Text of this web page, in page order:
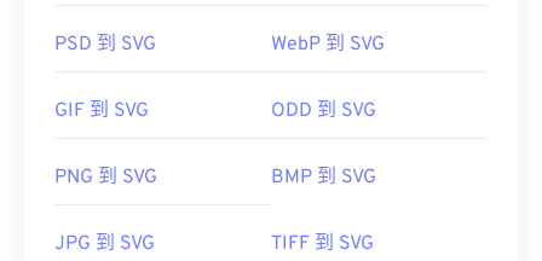
PSD 到 SVG WebP 到 SVG
GIF 到 SVG ODD 到 SVG
PNG 到 SVG BMP 到 SVG
JPG 到 SVG TIFF 到 SVG